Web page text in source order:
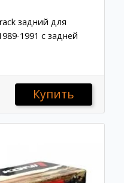
задний для
1991 с задней
Купить